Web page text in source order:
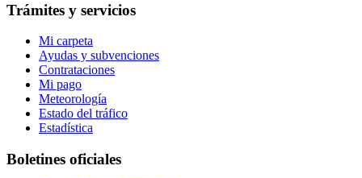
Trámites y servicios
Mi carpeta
Ayudas y subvenciones
Contrataciones
Mi pago
Meteorología
Estado del tráfico
Estadística
Boletines oficiales